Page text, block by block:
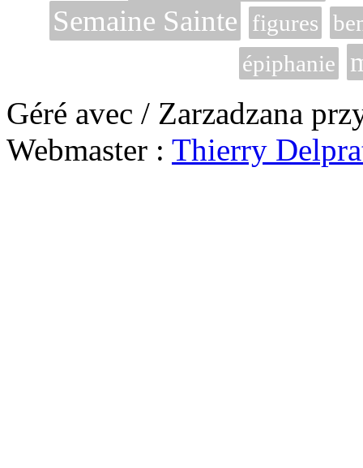
Semaine Sainte figures
épiphanie
Géré avec / Zarzadzana
Webmaster : Thierry